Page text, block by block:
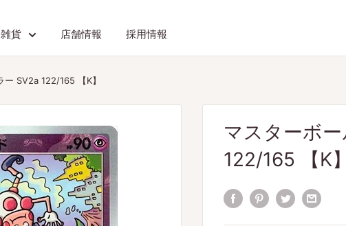
貨 店舗情報 採用情報
SV2a 122/165 【K】
マスターボ
122/165 【K】